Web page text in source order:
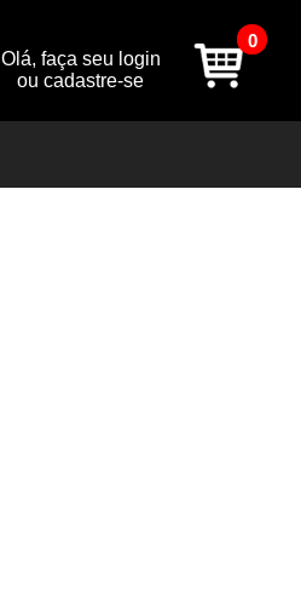
Olá, faça seu login
ou cadastre-se
0